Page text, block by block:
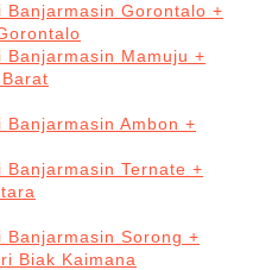
Banjarmasin Gorontalo +
Banjarmasin Mamuju +
Banjarmasin Ambon +
Banjarmasin Ternate +
Banjarmasin Sorong +
Biak Kaimana